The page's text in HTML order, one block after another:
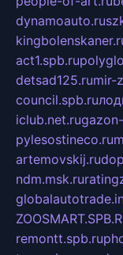
dynamoauto.ru
act1.spb.ru
detsad125.rumir-
council.spb.ru
iclub.net.ru
pylesostineco.ru
artemovskij.ru
ndm.msk.ru
remontt.spb.ru